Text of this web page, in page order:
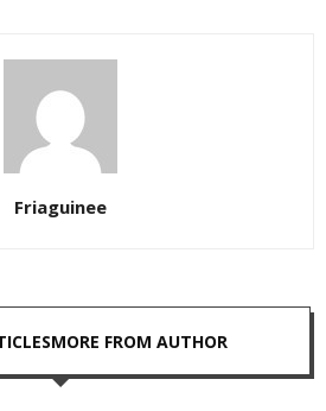
Friaguinee
MORE FROM AUTHOR